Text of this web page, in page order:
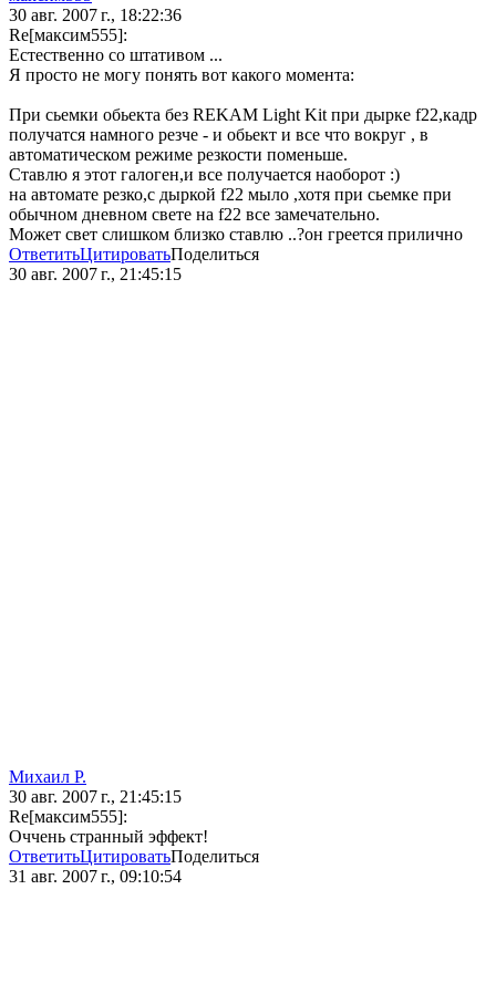
30 авг. 2007 г., 18:22:36
Re[максим555]:
Естественно со штативом ...
Я просто не могу понять вот какого момента:
При сьемки обьекта без REKAM Light Kit при дырке f22,кадр
получатся намного резче - и обьект и все что вокруг , в
автоматическом режиме резкости поменьше.
Ставлю я этот галоген,и все получается наоборот :)
на автомате резко,с дыркой f22 мыло ,хотя при сьемке при
обычном дневном свете на f22 все замечательно.
Может свет слишком близко ставлю ..?он греется прилично
ОтветитьЦитироватьПоделиться
30 авг. 2007 г., 21:45:15
Михаил Р.
30 авг. 2007 г., 21:45:15
Re[максим555]:
Оччень странный эффект!
ОтветитьЦитироватьПоделиться
31 авг. 2007 г., 09:10:54